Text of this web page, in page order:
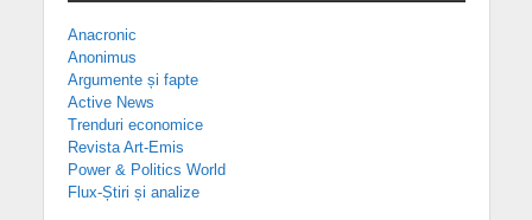
Anacronic
Anonimus
Argumente și fapte
Active News
Trenduri economice
Revista Art-Emis
Power & Politics World
Flux-Știri și analize